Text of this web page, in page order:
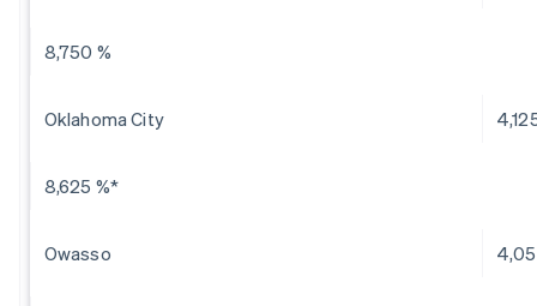
8,750 %
Oklahoma City
8,625 %*
Owasso